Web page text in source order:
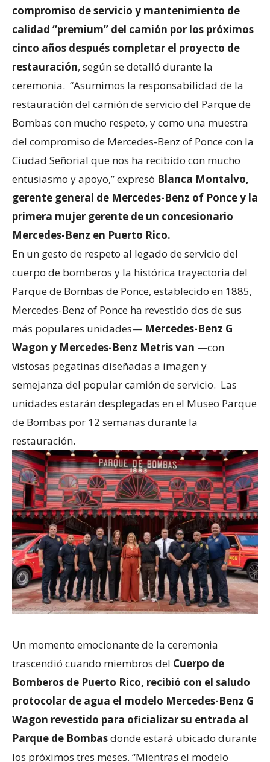
compromiso de servicio y mantenimiento de
calidad “premium” del camión por los próximos
cinco años después completar el proyecto de
restauración, según se detalló durante la
ceremonia. “Asumimos la responsabilidad de la
restauración del camión de servicio del Parque de
Bombas con mucho respeto, y como una muestra
del compromiso de Mercedes-Benz of Ponce con la
Ciudad Señorial que nos ha recibido con mucho
entusiasmo y apoyo,” expresó Blanca Montalvo,
gerente general de Mercedes-Benz of Ponce y la
primera mujer gerente de un concesionario
Mercedes-Benz en Puerto Rico.
En un gesto de respeto al legado de servicio del
cuerpo de bomberos y la histórica trayectoria del
Parque de Bombas de Ponce, establecido en 1885,
Mercedes-Benz of Ponce ha revestido dos de sus
más populares unidades— Mercedes-Benz G
Wagon y Mercedes-Benz Metris van —con
vistosas pegatinas diseñadas a imagen y
semejanza del popular camión de servicio. Las
unidades estarán desplegadas en el Museo Parque
de Bombas por 12 semanas durante la
restauración.
Un momento emocionante de la ceremonia
trascendió cuando miembros del Cuerpo de
Bomberos de Puerto Rico, recibió con el saludo
protocolar de agua el modelo Mercedes-Benz G
Wagon revestido para oficializar su entrada al
Parque de Bombasdonde estará ubicado durante
los próximos tres meses. “Mientras el modelo